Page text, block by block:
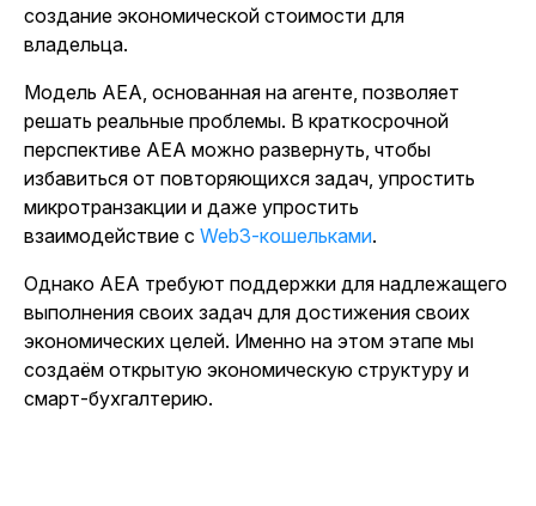
создание экономической стоимости для
владельца.
Модель AEA, основанная на агенте, позволяет
решать реальные проблемы. В краткосрочной
перспективе AEA можно развернуть, чтобы
избавиться от повторяющихся задач, упростить
микротранзакции и даже упростить
взаимодействие с Web3-кошельками.
Однако AEA требуют поддержки для надлежащего
выполнения своих задач для достижения своих
экономических целей. Именно на этом этапе мы
создаём открытую экономическую структуру и
смарт-бухгалтерию.